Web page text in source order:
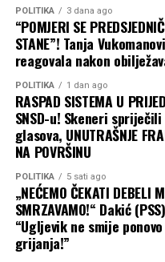
POLITIKA 3 dana ago
“POMJERI SE
STANE”! Tanja
reagovala nakon
POLITIKA 1 dan ago
RASPAD SISTEMA U
SNSD-u! Skeneri
glasova, UNUTRAŠNJE
NA POVRŠINU
POLITIKA 5 sati ago
„NEĆEMO ČEKATI DEBELI
SMRZAVAMO!“ Dakić
“Ugljevik ne smije
grijanja!”